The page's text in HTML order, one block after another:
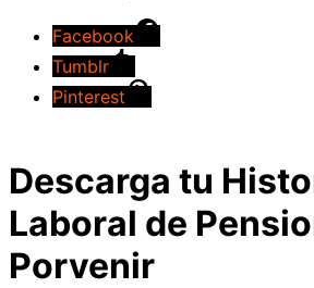
Facebook
Tumblr
Pinterest
Descarga tu
Laboral de
Porvenir